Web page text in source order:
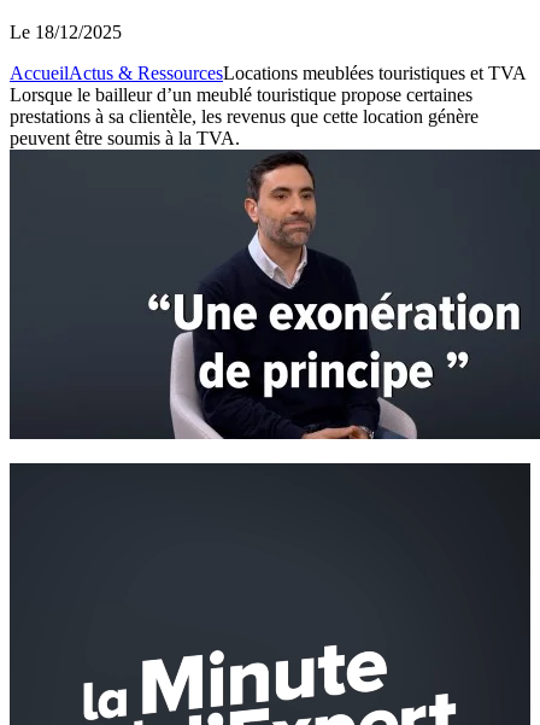
Le 18/12/2025
AccueilActus & RessourcesLocations meublées touristiques et TVA
Lorsque le bailleur d’un meublé touristique propose certaines
prestations à sa clientèle, les revenus que cette location génère
peuvent être soumis à la TVA.